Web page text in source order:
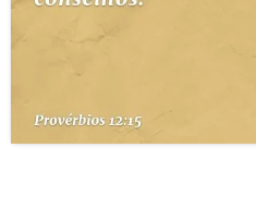
PERGUNTE À BÍBLIA
TERMO BÍBLICO